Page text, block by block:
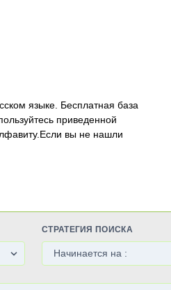
языке. Бесплатная база
приведенной
вы не нашли
СТРАТЕГИЯ ПОИСКА